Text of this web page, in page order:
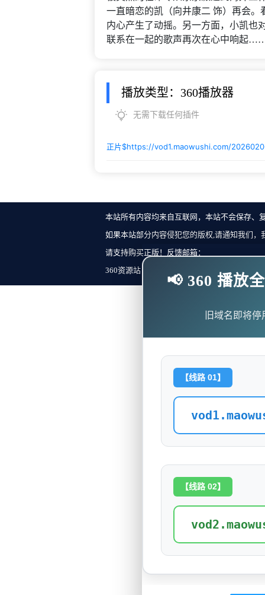
一直暗恋的凯（向井康二 饰）再会
内心产生了动摇。另一方面，小凯也
联系在一起的歌声再次在心中响起
播放类型：360播放器
无需下载任何插件
正片$https://vod1.maowushi.com/
本站所有内容均来自互联网，本站不会保存、
如果本站部分内容侵犯您的版权,请通知我们
请支持购买正版！反馈邮箱：
360资源站 Copyright ©2018-2023 All Rights
📢 360 播放
旧域名即将
【线路 01】
【线路 02】